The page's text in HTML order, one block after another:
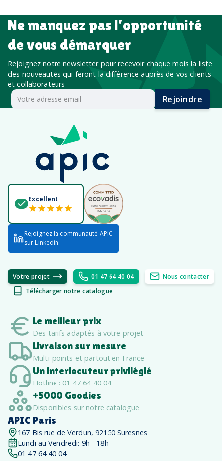
Ne manquez pas l’opportunité
de vous démarquer
Rejoignez notre newsletter pour recevoir chaque mois la liste
des nouveautés qui feront la différence auprès de vos clients
et collaborateurs
Rejoindre
Excellent
Rejoignez la communauté APIC
sur Linkedin
Votre projet 01 47 64 40 04
Nous contacter
Télécharger notre catalogue
Le meilleur prix
Des tarifs adaptés à votre projet
Livraison sur mesure
Multi-points et partout en France
Un interlocuteur privilégié
Hotline : 01 47 64 40 04
+5000 Goodies
Disponibles sur notre catalogue
APIC Paris
167 Bis rue de Verdun, 92150 Suresnes
Lundi au Vendredi: 9h - 18h
01 47 64 40 04